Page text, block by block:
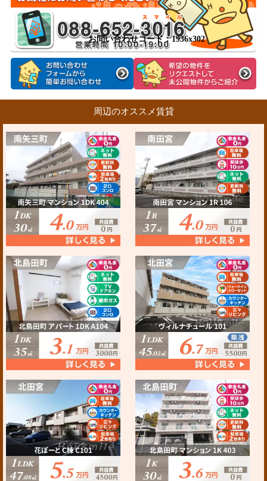
お問い合わせコード：1936x302
周辺のオススメ賃貸